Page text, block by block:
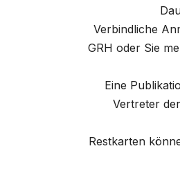
Verbindliche
GRH oder Sie
Eine
Vertreter
Restkarten